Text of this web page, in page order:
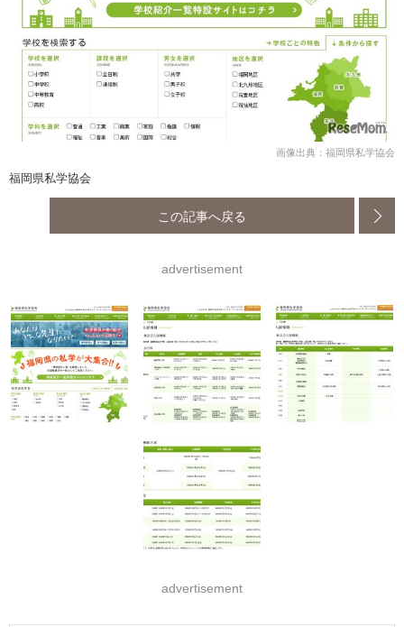
画像出典：福岡県私学協会
福岡県私学協会
この記事へ戻る
advertisement
advertisement